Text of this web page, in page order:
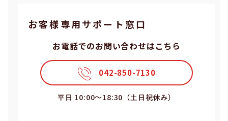
お客様専⽤サポート窓⼝
お電話でのお問い合わせはこちら
042-850-7130
平⽇ 10:00〜18:30（⼟⽇祝休み）